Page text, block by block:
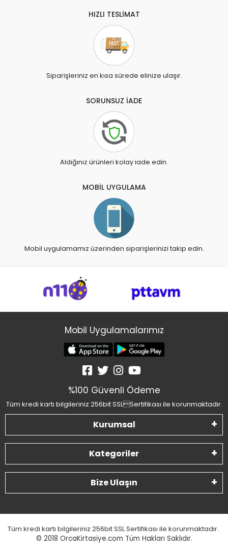
HIZLI TESLİMAT
Siparişleriniz en kısa sürede elinize ulaşır.
SORUNSUZ İADE
Aldığınız ürünleri kolay iade edin.
MOBİL UYGULAMA
Mobil uygulamamız üzerinden siparişlerinizi takip edin.
Mobil Uygulamalarımız
%100 Güvenli Ödeme
Tüm kredi kartı bilgileriniz 256bit SSLSertifikası ile korunmaktadır.
Kurumsal
Kategoriler
Bize Ulaşın
Tüm kredi kartı bilgileriniz 256bit SSL Sertifikası ile korunmaktadır.
© 2018 OrcaKirtasiye.com Tüm Hakları Saklıdır.